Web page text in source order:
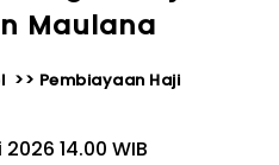
Maulana
>> Pembiayaan Haji
14.00 WIB